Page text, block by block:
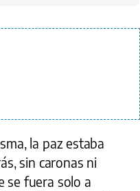
la paz estaba
sin caronas ni
se fuera solo a